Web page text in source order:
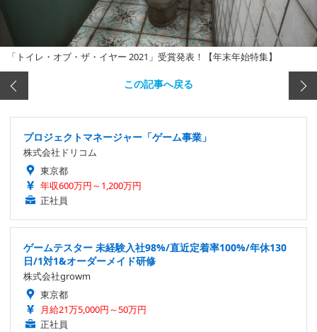
「トイレ・オブ・ザ・イヤー 2021」受賞発表！【年末年始特集】
この記事へ戻る
プロジェクトマネージャー「ゲーム事業」
株式会社ドリコム
東京都
年収600万円～1,200万円
正社員
ゲームテスター 未経験入社98%/直近定着率100%/年休130
日/1対1&オーダーメイド研修
株式会社growm
東京都
月給21万5,000円～50万円
正社員